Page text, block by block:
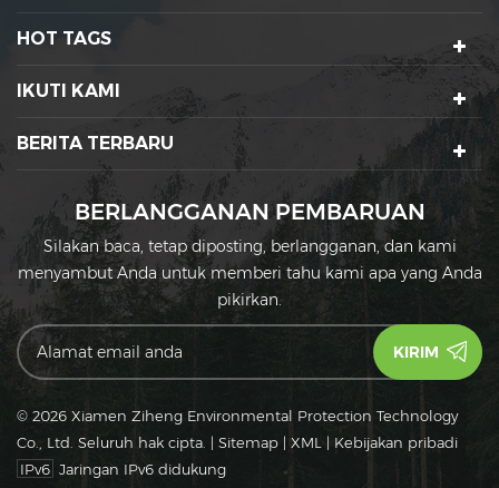
HOT TAGS
IKUTI KAMI
BERITA TERBARU
BERLANGGANAN PEMBARUAN
Silakan baca, tetap diposting, berlangganan, dan kami
menyambut Anda untuk memberi tahu kami apa yang Anda
pikirkan.
© 2026 Xiamen Ziheng Environmental Protection Technology
Co., Ltd. Seluruh hak cipta. | Sitemap | XML | Kebijakan pribadi
IPv6 Jaringan IPv6 didukung